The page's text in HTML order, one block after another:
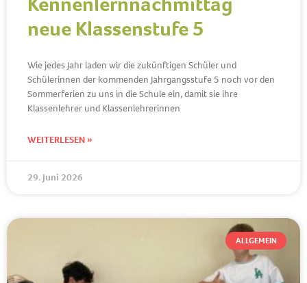
neue Klassenstufe 5
Wie jedes Jahr laden wir die zukünftigen Schüler und
Schülerinnen der kommenden Jahrgangsstufe 5 noch vor den
Sommerferien zu uns in die Schule ein, damit sie ihre
Klassenlehrer und Klassenlehrerinnen
WEITERLESEN »
29. Juni 2026
ALLGEMEIN